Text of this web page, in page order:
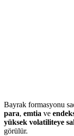
Bayrak formasyonu
para, emtia ve
yüksek volatiliteye
görülür.